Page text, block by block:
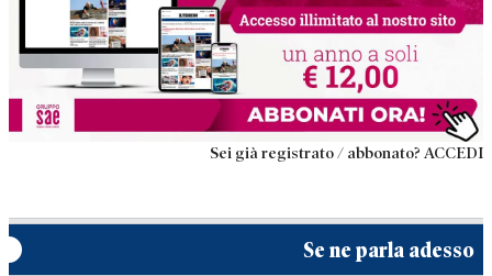
Sei già registrato / abbonato? ACCEDI
Se ne parla adesso